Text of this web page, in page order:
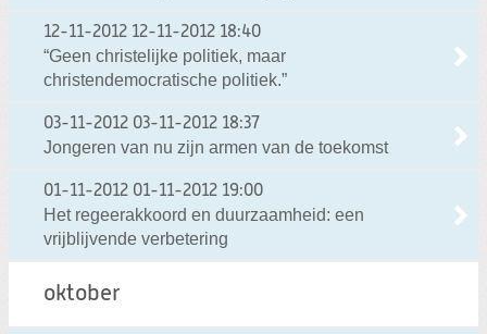
12-11-2012 12-11-2012 18:40
“Geen christelijke politiek, maar
christendemocratische politiek.”
03-11-2012 03-11-2012 18:37
Jongeren van nu zijn armen van de toekomst
01-11-2012 01-11-2012 19:00
Het regeerakkoord en duurzaamheid: een
vrijblijvende verbetering
oktober